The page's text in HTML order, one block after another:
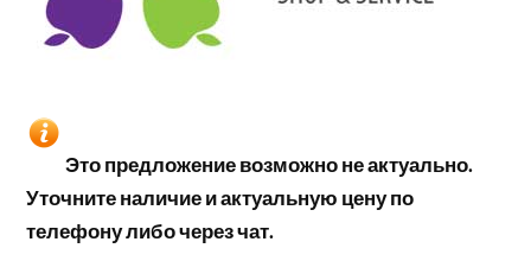
Это предложение возможно не актуально.
Уточните наличие и актуальную цену по
телефону либо через чат.